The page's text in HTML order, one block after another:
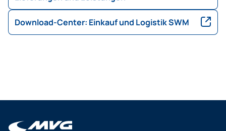
Download-Center: Einkauf und Logistik SWM